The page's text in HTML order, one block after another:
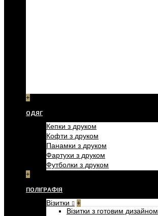
+
ОДЯГ
Кепки з друком
Кофти з друком
Панамки з друком
Фартухи з друком
Футболки з друком
+
ПОЛІГРАФІЯ
Візитки +
Візитки з готовим дизайном